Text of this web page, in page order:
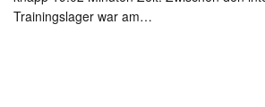
Trainingslager war am…